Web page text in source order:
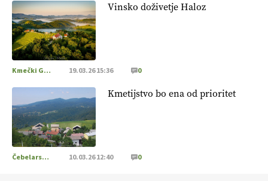
Vinsko doživetje Haloz
Kmečki Glas 19.03.26 15:36 0
Kmetijstvo bo ena od prioritet
Čebelarstvo 10.03.26 12:40 0